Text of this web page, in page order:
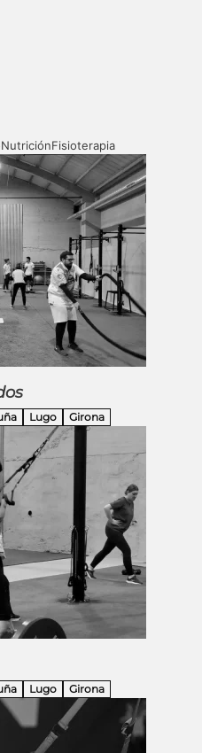
NutriciónFisioterapia
Lugo Girona
Lugo Girona